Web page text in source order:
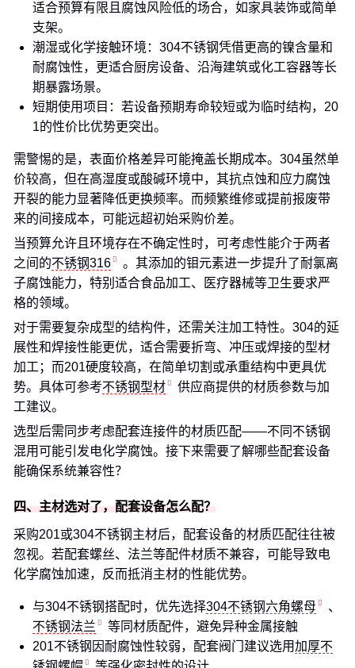
适合预算有限且腐蚀风险低的场合，如家具装饰或简单
支架。
潮湿或化学接触环境：304不锈钢凭借更高的镍含量和
耐腐蚀性，更适合厨房设备、沿海建筑或化工容器等长
期暴露场景。
短期使用项目：若设备预期寿命较短或为临时结构，20
1的性价比优势更突出。
需警惕的是，表面价格差异可能掩盖长期成本。304虽然单
价较高，但在高湿度或酸碱环境中，其抗点蚀和应力腐蚀
开裂的能力显著降低更换频率。而频繁维修或提前报废带
来的间接成本，可能远超初始采购价差。
当预算允许且环境存在不确定性时，可考虑性能介于两者
之间的不锈钢316
。其添加的钼元素进一步提升了耐氯离
子腐蚀能力，特别适合食品加工、医疗器械等卫生要求严
格的领域。
对于需要复杂成型的结构件，还需关注加工特性。304的延
展性和焊接性能更优，适合需要折弯、冲压或焊接的型材
加工；而201硬度较高，在简单切割或承重结构中更具优
势。具体可参考不锈钢型材
供应商提供的材质参数与加
工建议。
选型后需同步考虑配套连接件的材质匹配——不同不锈钢
混用可能引发电化学腐蚀。接下来需要了解哪些配套设备
能确保系统兼容性？
四、主材选对了，配套设备怎么配？
采购201或304不锈钢主材后，配套设备的材质匹配往往被
忽视。若配套螺丝、法兰等配件材质不兼容，可能导致电
化学腐蚀加速，反而抵消主材的性能优势。
与304不锈钢搭配时，优先选择304不锈钢六角螺母
、
不锈钢法兰
等同材质配件，避免异种金属接触
201不锈钢因耐腐蚀性较弱，配套阀门建议选用加厚不